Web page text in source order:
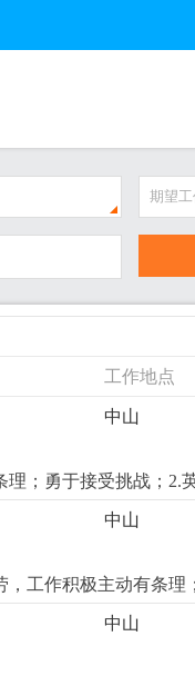
期望
工作地点
中山
；勇于接受挑战；2.
用，待遇从优。4.若
中山
工作积极主动有条理
客户沟通。4.从事led
中山